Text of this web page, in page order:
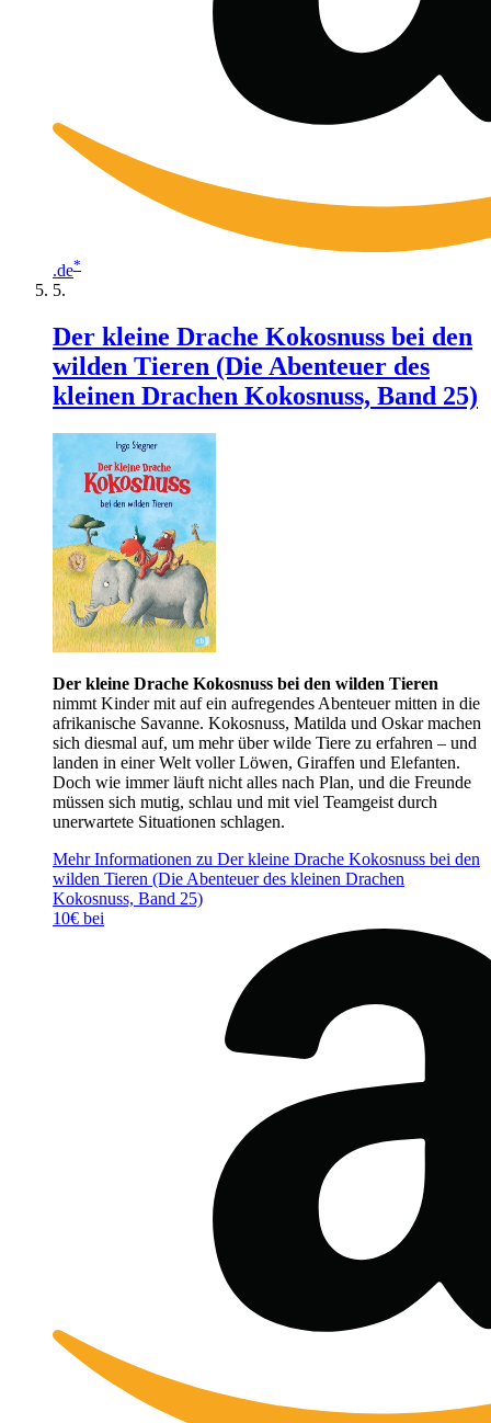
.de*
Der kleine Drache Kokosnuss bei den
wilden Tieren (Die Abenteuer des
kleinen Drachen Kokosnuss, Band 25)
Der kleine Drache Kokosnuss bei den wilden Tieren
nimmt Kinder mit auf ein aufregendes Abenteuer mitten in die
afrikanische Savanne. Kokosnuss, Matilda und Oskar machen
sich diesmal auf, um mehr über wilde Tiere zu erfahren – und
landen in einer Welt voller Löwen, Giraffen und Elefanten.
Doch wie immer läuft nicht alles nach Plan, und die Freunde
müssen sich mutig, schlau und mit viel Teamgeist durch
unerwartete Situationen schlagen.
Mehr Informationen zu Der kleine Drache Kokosnuss bei den
wilden Tieren (Die Abenteuer des kleinen Drachen
Kokosnuss, Band 25)
10€ bei